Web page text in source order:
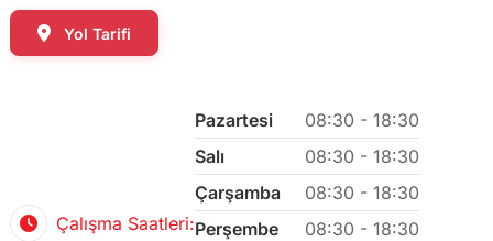
Yol Tarifi
Çalışma Saatleri:
Pazartesi
08:30 - 18:30
Salı
08:30 - 18:30
Çarşamba
08:30 - 18:30
Perşembe
08:30 - 18:30